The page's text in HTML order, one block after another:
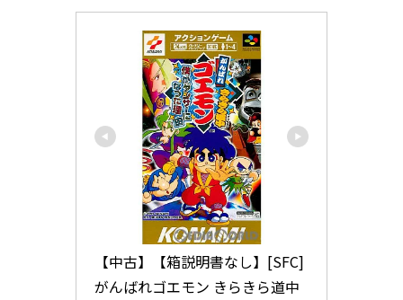
【中古】【箱説明書なし】[SFC]
がんばれゴエモン きらきら道中